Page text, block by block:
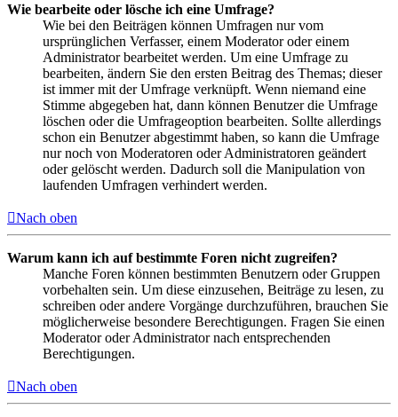
Wie bearbeite oder lösche ich eine Umfrage?
Wie bei den Beiträgen können Umfragen nur vom
ursprünglichen Verfasser, einem Moderator oder einem
Administrator bearbeitet werden. Um eine Umfrage zu
bearbeiten, ändern Sie den ersten Beitrag des Themas; dieser
ist immer mit der Umfrage verknüpft. Wenn niemand eine
Stimme abgegeben hat, dann können Benutzer die Umfrage
löschen oder die Umfrageoption bearbeiten. Sollte allerdings
schon ein Benutzer abgestimmt haben, so kann die Umfrage
nur noch von Moderatoren oder Administratoren geändert
oder gelöscht werden. Dadurch soll die Manipulation von
laufenden Umfragen verhindert werden.
Nach oben
Warum kann ich auf bestimmte Foren nicht zugreifen?
Manche Foren können bestimmten Benutzern oder Gruppen
vorbehalten sein. Um diese einzusehen, Beiträge zu lesen, zu
schreiben oder andere Vorgänge durchzuführen, brauchen Sie
möglicherweise besondere Berechtigungen. Fragen Sie einen
Moderator oder Administrator nach entsprechenden
Berechtigungen.
Nach oben